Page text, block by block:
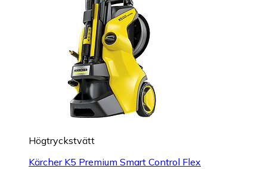
Högtryckstvätt
Kärcher K5 Premium Smart Control Flex